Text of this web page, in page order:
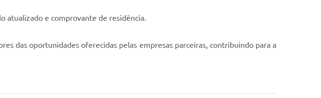
atualizado e comprovante de residência.
das oportunidades oferecidas pelas empresas parceiras, contribuindo para a